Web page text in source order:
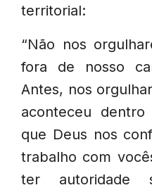
territorial:
“Não nos
fora de nosso
Antes, nos
aconteceu
que Deus nos
trabalho com
ter autoridade